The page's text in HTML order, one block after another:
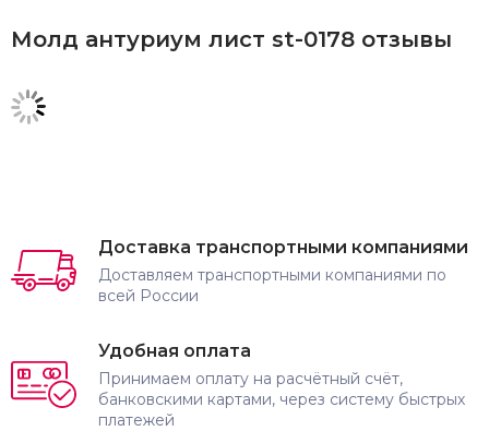
Молд антуриум лист st-0178 отзывы
Доставка транспортными компаниями
Доставляем транспортными компаниями по
всей России
Удобная оплата
Принимаем оплату на расчётный счёт,
банковскими картами, через систему быстрых
платежей